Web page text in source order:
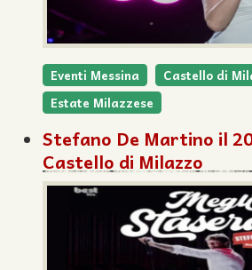
Eventi Messina
Castello di
Estate Milazzese
Stefano De Martino il
Castello di Milazzo